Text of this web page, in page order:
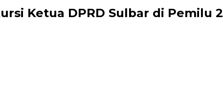
Ketua DPRD Sulbar di Pemilu